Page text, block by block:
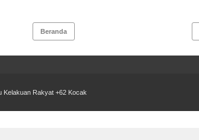
Beranda
Kelakuan Rakyat +62 Kocak